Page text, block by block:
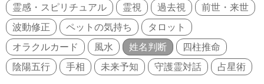
霊感・スピリチュアル 霊視 過去視
前世・来世
波動修正
ペットの気持ち
タロット
オラクルカード
風水 姓名判断
四柱推命
陰陽五行
手相 未来予知 守護霊対話 占星術